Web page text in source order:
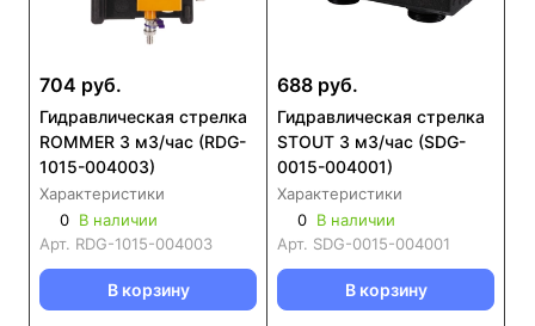
704 руб.
Гидравлическая стрелка
ROMMER 3 м3/час (RDG-
1015-004003)
Характеристики
0 В наличии
Арт. RDG-1015-004003
В корзину
688 руб.
Гидравлическая стрелка
STOUT 3 м3/час (SDG-
0015-004001)
Характеристики
0 В наличии
Арт. SDG-0015-004001
В корзину